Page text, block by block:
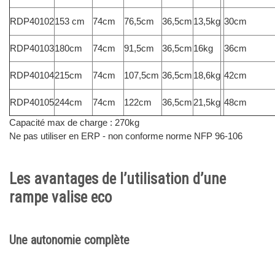
RDP40102153 cm 74cm 76,5cm 36,5cm 13,5kg 30cm
RDP40103180cm 74cm 91,5cm 36,5cm 16kg 36cm
RDP40104215cm 74cm 107,5cm 36,5cm 18,6kg 42cm
RDP40105244cm 74cm 122cm 36,5cm 21,5kg 48cm
Capacité max de charge : 270kg
Ne pas utiliser en ERP - non conforme norme NFP 96-106
Les avantages de l’utilisation d’une
rampe valise eco
Une autonomie complète